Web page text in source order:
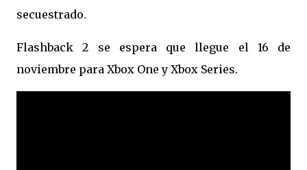
secuestrado.
Flashback 2 se espera que llegue el 16 de
noviembre para Xbox One y Xbox Series.